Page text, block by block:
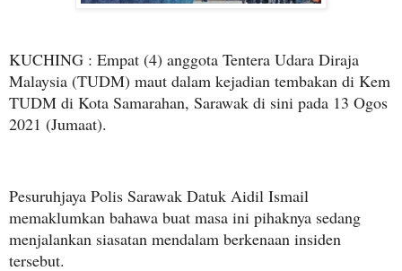
KUCHING : Empat (4) anggota Tentera Udara Diraja
Malaysia (TUDM) maut dalam kejadian tembakan di Kem
TUDM di Kota Samarahan, Sarawak di sini pada 13 Ogos
2021 (Jumaat).
Pesuruhjaya Polis Sarawak Datuk Aidil Ismail
memaklumkan bahawa buat masa ini pihaknya sedang
menjalankan siasatan mendalam berkenaan insiden
tersebut.